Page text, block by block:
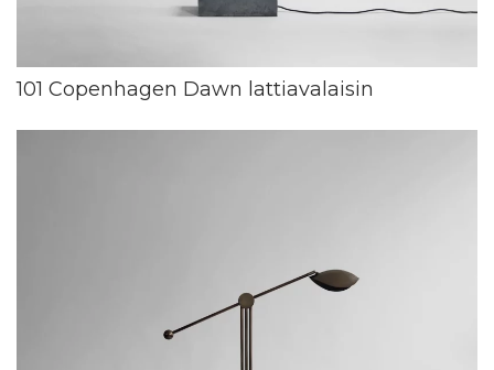
101 Copenhagen Dawn lattiavalaisin